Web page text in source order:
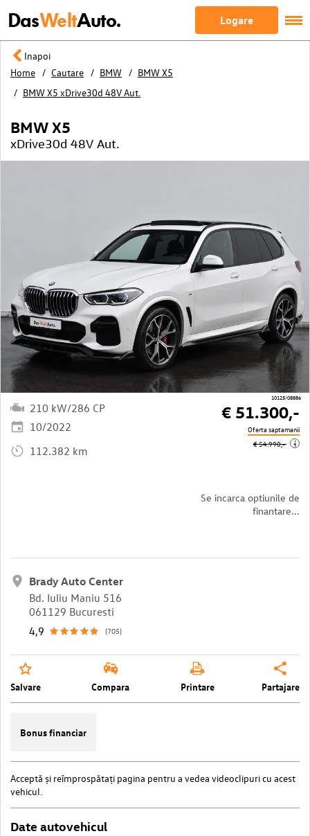
DasWeltAuto. Logare
Inapoi
Home
Cautare BMW
BMW X5
BMW X5 xDrive30d 48V Aut.
10125/08886
BMW X5
xDrive30d 48V Aut.
210 kW/286 CP
10/2022
112.382 km
Se incarca optiunile de
finantare...
€ 51.300,-
Oferta saptamanii
€ 54.990,-
i
Brady Auto Center
Bd. Iuliu Maniu 516
061129 Bucuresti
4,9
(705)
Salvare Compara Printare Partajare
Bonus financiar
Acceptă și reîmprospătați pagina pentru a vedea videoclipuri cu acest
vehicul.
Date autovehicul